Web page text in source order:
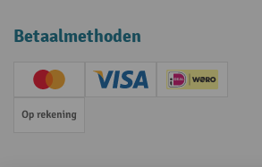
Betaalmethoden
Creditcard (Master)Creditcard (Visa)iDEAL | Wero
Op rekening